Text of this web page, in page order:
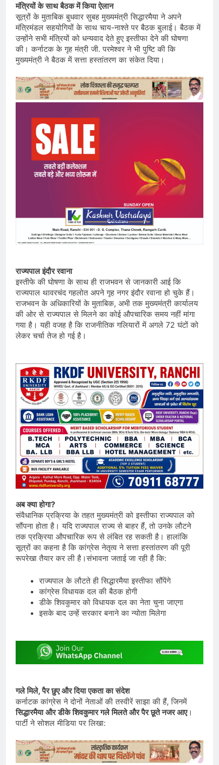
मंत्रियों के साथ बैठक में किया ऐलान
सूत्रों के मुताबिक बुधवार सुबह मुख्यमंत्री सिद्धारमैया ने अपने
मंत्रिमंडल सहयोगियों के साथ चाय-नाश्ते पर बैठक बुलाई। बैठक में
उन्होंने सभी मंत्रियों को धन्यवाद देते हुए इस्तीफा देने की घोषणा
की। कर्नाटक के गृह मंत्री जी. परमेश्वर ने भी पुष्टि की कि
मुख्यमंत्री ने बैठक में सत्ता हस्तांतरण का संकेत दिया।
राज्यपाल इंदौर रवाना
इस्तीफे की घोषणा के साथ ही राजभवन से जानकारी आई कि
राज्यपाल थावरचंद गहलोत अपने गृह नगर इंदौर रवाना हो चुके हैं।
राजभवन के अधिकारियों के मुताबिक, अभी तक मुख्यमंत्री कार्यालय
की ओर से राज्यपाल से मिलने का कोई औपचारिक समय नहीं मांगा
गया है। यही वजह है कि राजनीतिक गलियारों में अगले 72 घंटों को
लेकर चर्चा तेज हो गई है।
अब क्या होगा?
संवैधानिक प्रक्रिया के तहत मुख्यमंत्री को इस्तीफा राज्यपाल को
सौंपना होता है। यदि राज्यपाल राज्य से बाहर हैं, तो उनके लौटने
तक प्रक्रिया औपचारिक रूप से लंबित रह सकती है। हालांकि
सूत्रों का कहना है कि कांग्रेस नेतृत्व ने सत्ता हस्तांतरण की पूरी
रूपरेखा तैयार कर ली है।संभावना जताई जा रही है कि:
राज्यपाल के लौटते ही सिद्धारमैया इस्तीफा सौंपेंगे
कांग्रेस विधायक दल की बैठक होगी
डीके शिवकुमार को विधायक दल का नेता चुना जाएगा
इसके बाद उन्हें सरकार बनाने का न्योता मिलेगा
गले मिले, पैर छुए और दिया एकता का संदेश
कर्नाटक कांग्रेस ने दोनों नेताओं की तस्वीरें साझा की हैं, जिनमें
सिद्धारमैया और डीके शिवकुमार गले मिलते और पैर छूते नजर आए।
पार्टी ने सोशल मीडिया पर लिखा: